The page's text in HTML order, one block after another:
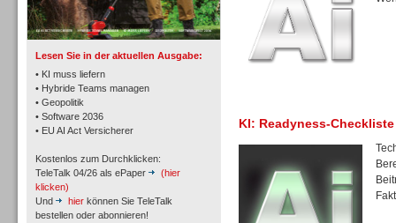
Lesen Sie in der aktuellen Ausgabe:
• KI muss liefern
• Hybride Teams managen
• Geopolitik
• Software 2036
• EU AI Act Versicherer
Kostenlos zum Durchklicken:
TeleTalk 04/26 als ePaper
(hier
klicken)
Und
hier können Sie TeleTalk
bestellen oder abonnieren!
Workforce-Management
KI: Readyness-Checkliste